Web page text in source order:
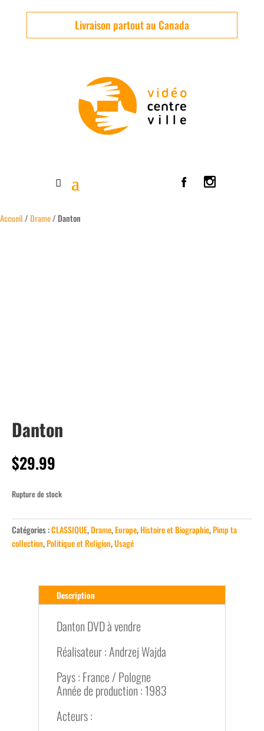
Livraison partout au Canada
Accueil/Drame/ Danton
Danton
$29.99
Rupture de stock
Catégories :CLASSIQUE,Drame,Europe,Histoire et Biographie,Pimp ta
collection,Politique et Religion,Usagé
Description
Danton DVD à vendre
Réalisateur : Andrzej Wajda
Pays : France / Pologne
Année de production : 1983
Acteurs :